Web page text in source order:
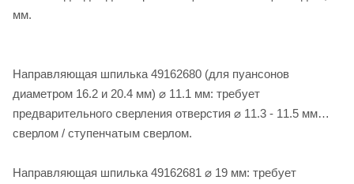
мм.
Направляющая шпилька 49162680 (для пуансонов
диаметром 16.2 и 20.4 мм) ⌀ 11.1 мм: требует
предварительного сверления отверстия ⌀ 11.3 - 11.5 мм
сверлом / ступенчатым сверлом.
Направляющая шпилька 49162681 ⌀ 19 мм: требует